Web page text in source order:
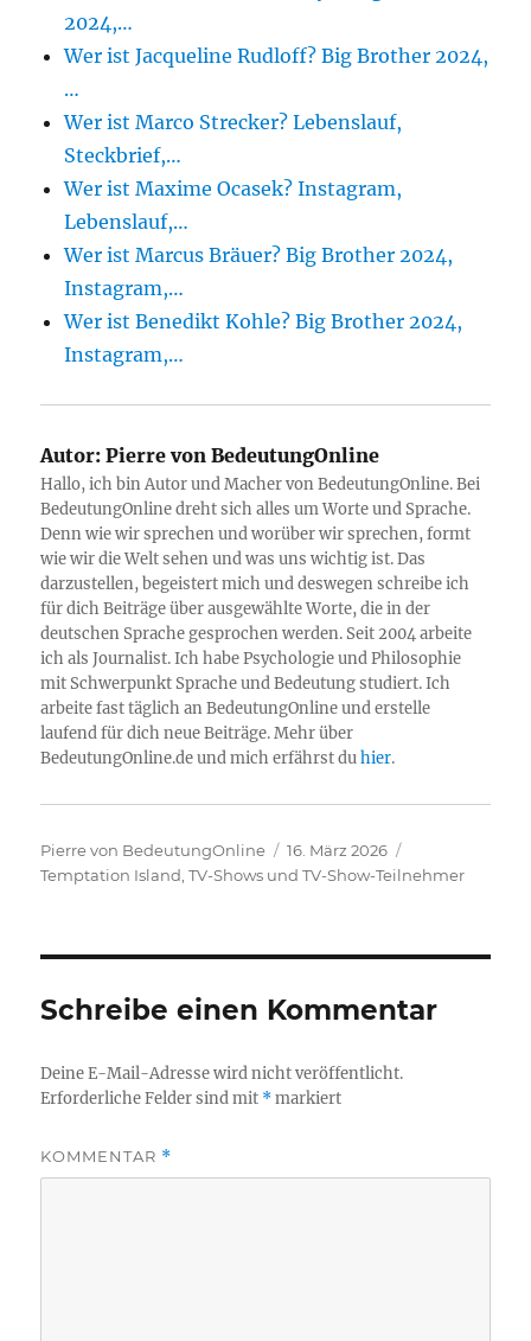
2024,…
Wer ist Jacqueline Rudloff? Big Brother 2024,
…
Wer ist Marco Strecker? Lebenslauf,
Steckbrief,…
Wer ist Maxime Ocasek? Instagram,
Lebenslauf,…
Wer ist Marcus Bräuer? Big Brother 2024,
Instagram,…
Wer ist Benedikt Kohle? Big Brother 2024,
Instagram,…
Autor: Pierre von BedeutungOnline
Hallo, ich bin Autor und Macher von BedeutungOnline. Bei
BedeutungOnline dreht sich alles um Worte und Sprache.
Denn wie wir sprechen und worüber wir sprechen, formt
wie wir die Welt sehen und was uns wichtig ist. Das
darzustellen, begeistert mich und deswegen schreibe ich
für dich Beiträge über ausgewählte Worte, die in der
deutschen Sprache gesprochen werden. Seit 2004 arbeite
ich als Journalist. Ich habe Psychologie und Philosophie
mit Schwerpunkt Sprache und Bedeutung studiert. Ich
arbeite fast täglich an BedeutungOnline und erstelle
laufend für dich neue Beiträge. Mehr über
BedeutungOnline.de und mich erfährst duhier.
Autor
Pierre von BedeutungOnline
Veröffentlicht
am
16. März 2026
Temptation Island ,TV-Shows und TV-Show-Teilnehmer
Schreibe einen Kommentar
Deine E-Mail-Adresse wird nicht veröffentlicht.
Erforderliche Felder sind mit *markiert
KOMMENTAR *